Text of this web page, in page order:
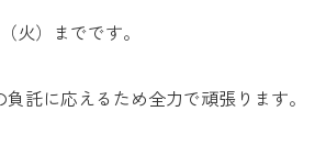
火）までです。
託に応えるため全力で頑張ります。